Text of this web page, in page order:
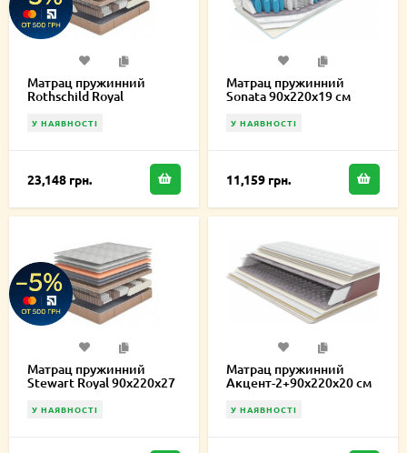
Матрац пружинний
Rothschild Royal
У НАЯВНОСТІ
23,148 грн.
Матрац пружинний
Sonata 90х220х19 см
У НАЯВНОСТІ
11,159 грн.
Матрац пружинний
Stewart Royal 90х220х27
У НАЯВНОСТІ
Матрац пружинний
Акцент-2+90х220х20 см
У НАЯВНОСТІ